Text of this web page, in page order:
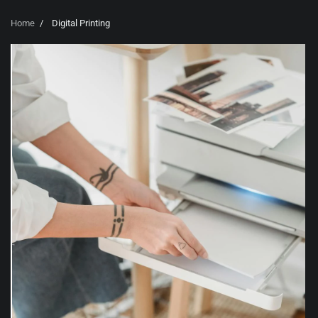
Home Digital Printing